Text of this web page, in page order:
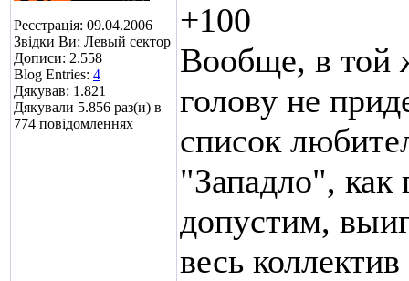
Реєстрація: 09.04.2006
Звідки Ви: Левый сектор
Дописи: 2.558
Blog Entries: 4
Дякував: 1.821
Дякували 5.856 раз(и) в
774 повідомленнях
+100
Вообще, в той
голову не
список
"Западло", как
допустим,
весь